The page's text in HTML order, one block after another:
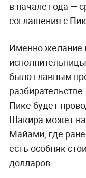
в начале года —
соглашения с
Именно желание
было главным
Пике будет
Шакира может
Майами, где
есть особняк
долларов.